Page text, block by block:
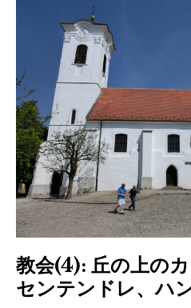
教会(4): 丘の上のカ
センテンドレ、ハ